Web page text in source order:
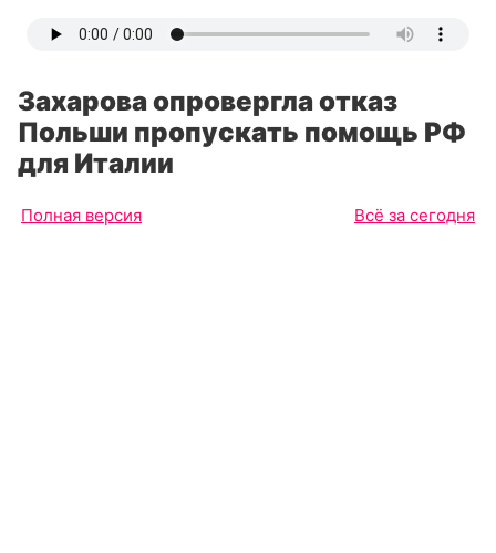
Захарова опровергла отказ
Польши пропускать помощь РФ
для Италии
Полная версия Всё за сегодня